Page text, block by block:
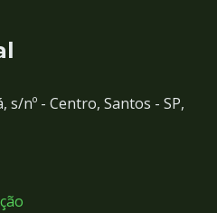
s/nº - Centro, Santos - SP,